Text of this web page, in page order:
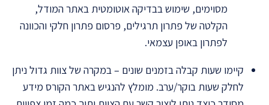
מסוימים, שימוש בבדיקה אוטומטית באתר המודל,
הקלטה של פתרון תרגילים, פרסום פתרון חלקי והכוונה
לפתרון באופן עצמאי.
קיימו שעות קבלה בזמנים שונים – במקרה של צוות גדול ניתן
לחלק שעות בוקר/ערב. מומלץ להנגיש באתר הקורס מידע